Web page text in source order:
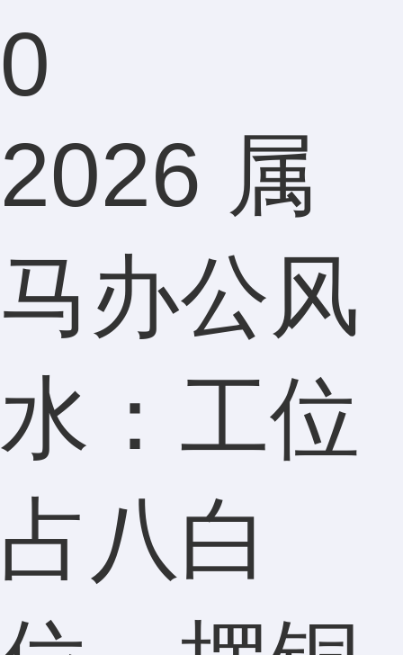
0
2026 属
马办公风
水：工位
占八白